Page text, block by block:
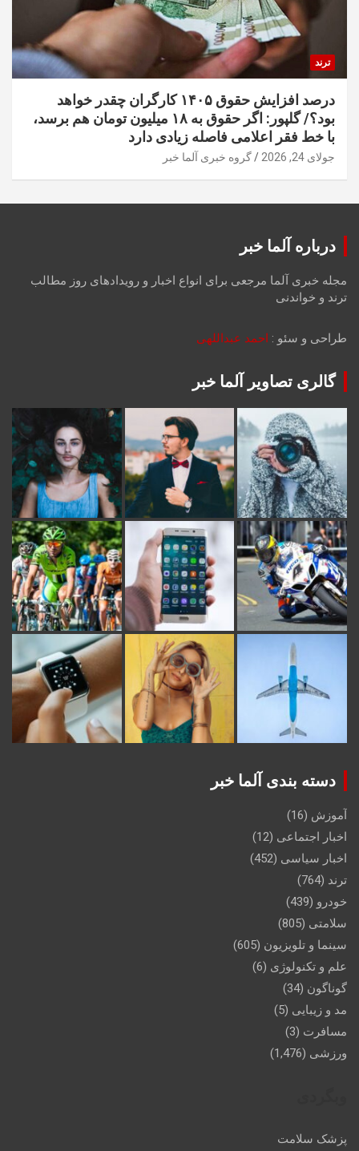
ترند
درصد افزایش حقوق ۱۴۰۵ کارگران چقدر خواهد
بود؟/ گلپور: اگر حقوق به ۱۸ میلیون تومان هم برسد،
با خط فقر اعلامی فاصله زیادی دارد
جولای 24, 2026 گروه خبری آلما خبر
درباره آلما خبر
مجله خبری آلما مرجعی برای انواع اخبار و رویدادهای روز مطالب
ترند و خواندنی
طراحی و سئو : احمد عبداللهی
گالری تصاویر آلما خبر
دسته بندی آلما خبر
آموزش (16)
اخبار اجتماعی (12)
اخبار سیاسی (452)
ترند (764)
خودرو (439)
سلامتی (805)
سینما و تلویزیون (605)
علم و تکنولوژی (6)
گوناگون (34)
مد و زیبایی (5)
مسافرت (3)
ورزشی (1,476)
پزشک سلامت